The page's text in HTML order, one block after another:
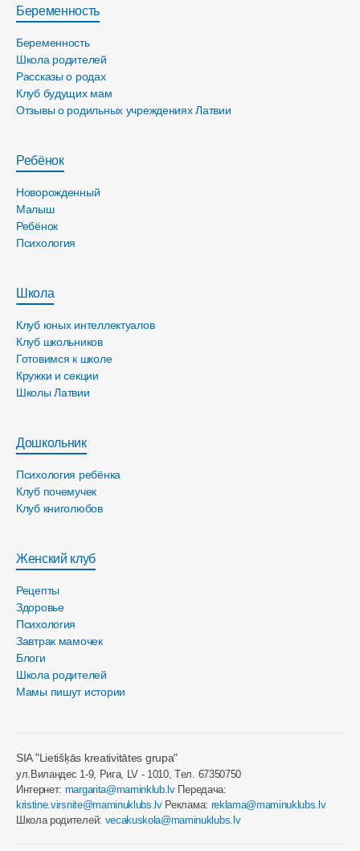
Беременность
Беременность
Школа родителей
Рассказы о родах
Клуб будущих мам
Отзывы о родильных учреждениях Латвии
Ребёнок
Новорожденный
Малыш
Ребёнок
Психология
Школа
Клуб юных интеллектуалов
Клуб школьников
Готовимся к школе
Кружки и секции
Школы Латвии
Дошкольник
Психология ребёнка
Клуб почемучек
Клуб книголюбов
Женский клуб
Рецепты
Здоровье
Психология
Завтрак мамочек
Блоги
Школа родителей
Мамы пишут истории
SIA "Lietišķās kreativitātes grupa"
ул.Виландес 1-9, Рига, LV - 1010, Tел. 67350750
Интернет: margarita@maminklub.lvПередача:
kristine.virsnite@maminuklubs.lvРеклама: reklama@maminuklubs.lv
Школа родителей: vecakuskola@maminuklubs.lv